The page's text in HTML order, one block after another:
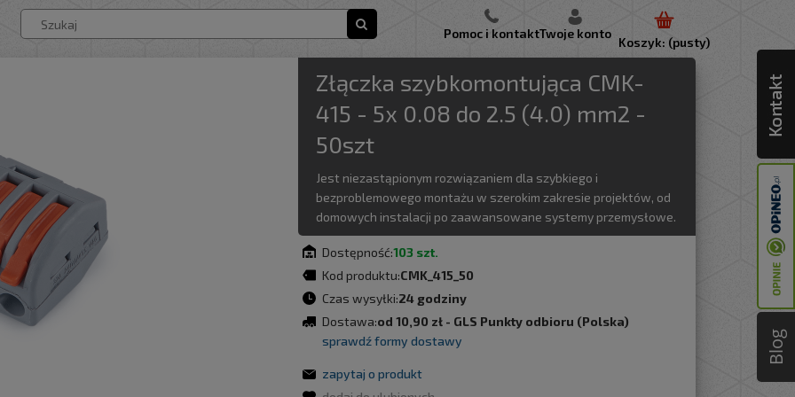
Pomoc i kontaktTwoje konto
Koszyk: (pusty)
Zestawy
Blog
Złączka szybkomontująca CMK-
415 - 5x 0.08 do 2.5 (4.0) mm2 -
50szt
Jest niezastąpionym rozwiązaniem dla szybkiego i
bezproblemowego montażu w szerokim zakresie projektów, od
domowych instalacji po zaawansowane systemy przemysłowe.
Dostępność:103 szt.
Kod produktu:CMK_415_50
Czas wysyłki:24 godziny
Dostawa:od 10,90 zł - GLS Punkty odbioru (Polska)
sprawdź formy dostawy
zapytaj o produkt